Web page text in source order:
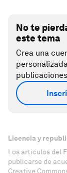
No te
este tema
Crea una
Licencia y
Los artículos del
publicarse de
Creative